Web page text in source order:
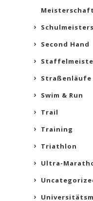
Second Hand
Straßenläufe
Swim & Run
Trail
Training
Triathlon
Ultra-